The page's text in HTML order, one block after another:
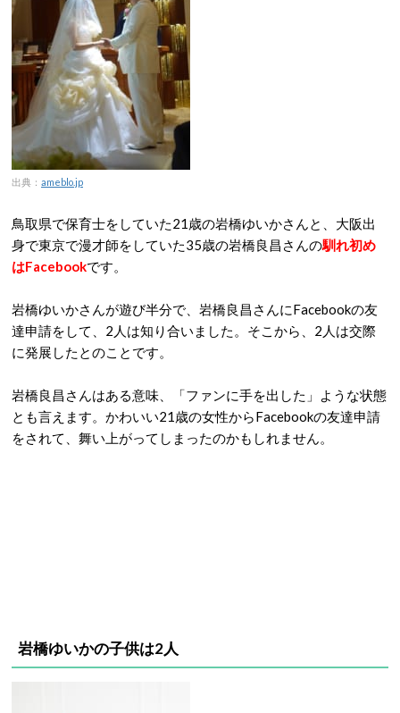
出典： ameblo.jp
鳥取県で保育士をしていた21歳の岩橋ゆいかさんと、大阪出
身で東京で漫才師をしていた35歳の岩橋良昌さんの馴れ初め
はFacebookです。
岩橋ゆいかさんが遊び半分で、岩橋良昌さんにFacebookの友
達申請をして、2人は知り合いました。そこから、2人は交際
に発展したとのことです。
岩橋良昌さんはある意味、「ファンに手を出した」ような状態
とも言えます。かわいい21歳の女性からFacebookの友達申請
をされて、舞い上がってしまったのかもしれません。
岩橋ゆいかの子供は2人